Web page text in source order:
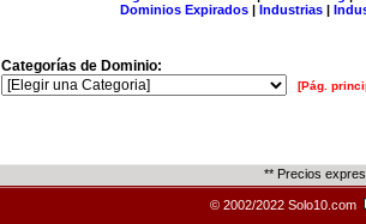
Dominios Expirados | Industrias |
Categorías de Dominio:
[Pág.
** Precios
© 2002/2022 Solo10.com